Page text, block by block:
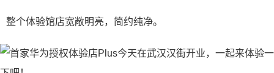
整个体验馆店宽敞明亮，简约纯净。